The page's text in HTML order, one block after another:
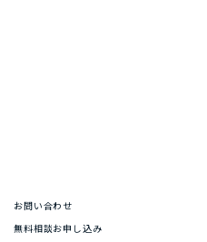
お問い合わせ
無料相談お申し込み